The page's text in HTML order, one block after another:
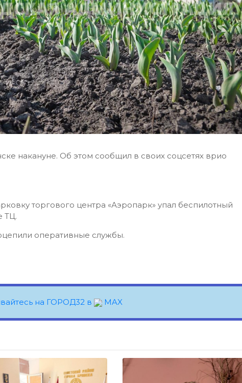
накануне. Об этом сообщил в своих соцсетях врио
торгового центра «Аэропарк» упал беспилотный
ТЦ.
оперативные службы.
на ГОРОД32 в MAX